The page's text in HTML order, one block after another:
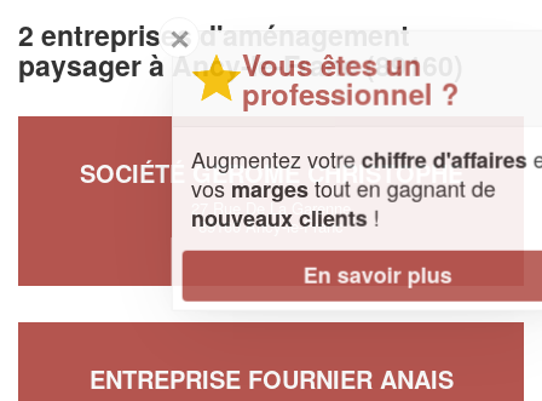
2 entreprises d'aménagement
paysager à Ancy-le-Franc (89160)
SOCIÉTÉ GEROME CHRISTOPHE
27 Rue De La Garenne
89160 Ancy-le-Franc
ENTREPRISE FOURNIER ANAIS
✕
Vous êtes un
professionnel ?
Augmentez votrechiffre d'affaireset
vos margestout en gagnant de
nouveaux clients!
En savoir plus